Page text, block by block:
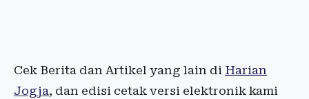
Cek Berita dan Artikel yang lain di Harian
Jogja, dan edisi cetak versi elektronik kami